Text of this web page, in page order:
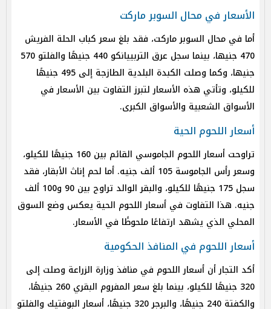
الأسعار في محال السوبر ماركت
أما في محال السوبر ماركت، فقد بلغ سعر كباب الحلة الفريش
470 جنيها، بينما سجل عرق التربييانكو 440 جنيهًا والفلتو 570
جنيها، وكما وصلت الكبدة البلدية الطازجة إلى 495 جنيهًا
للكيلو، وتأتي هذه الأسعار لتبرز التفاوت بين الأسعار في
الأسواق الشعبية والأسواق الكبرى.
أسعار اللحوم الحية
تراوحت أسعار اللحوم الجاموسي القائم بين 160 جنيهًا للكيلو،
وسعر رأس الجاموسة 105 ألف جنيه. أما لحم إناث الأبقار، فقد
سجل 175 جنيهًا للكيلو، والبقر الوالد تراوح بين 90 و100 ألف
جنيه. هذا التفاوت في أسعار اللحوم الحية يعكس وضع السوق
المحلي الذي يشهد ارتفاعًا ملحوظًا في الأسعار.
أسعار اللحوم في المنافذ الحكومية
أكد التجار أن أسعار اللحوم في منافذ وزارة الزراعة وصلت إلى
320 جنيهًا للكيلو، بينما بلغ سعر المفروم البقري 260 جنيهًا،
والكفتة 240 جنيهًا، والبرجر 320 جنيهًا، أسعار البوفتيك والفلتو